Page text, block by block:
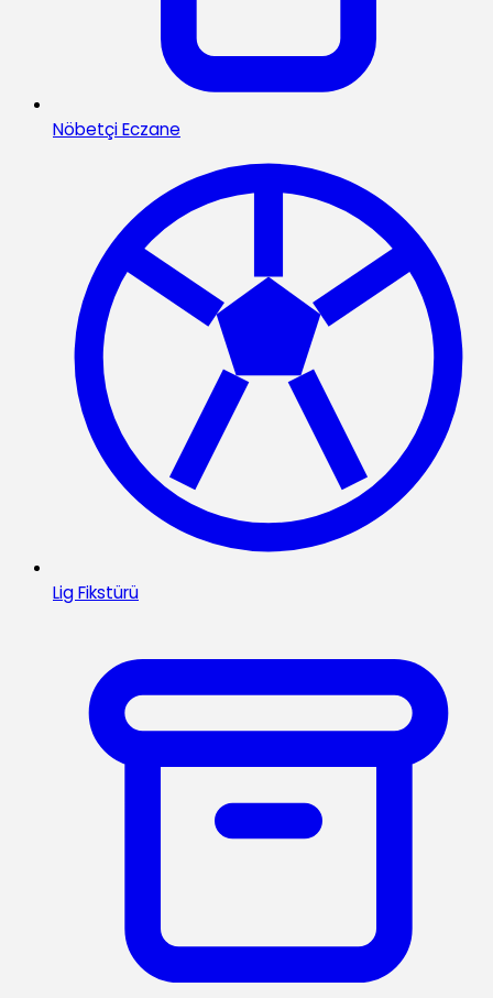
Nöbetçi Eczane
Lig Fikstürü